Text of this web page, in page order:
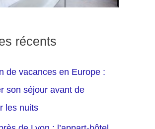
récents
de vacances en Europe :
son séjour avant de
les nuits